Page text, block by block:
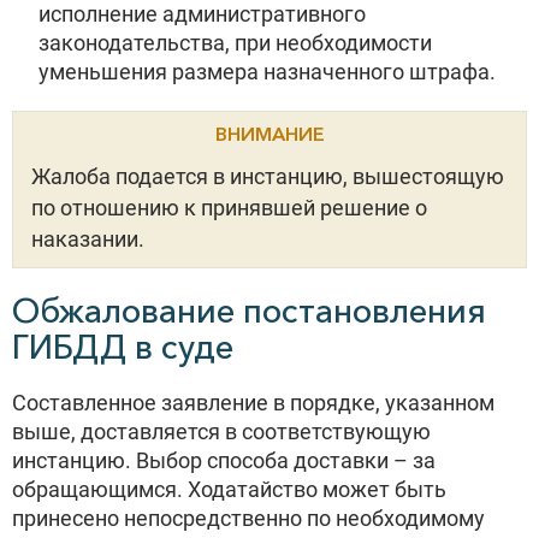
исполнение административного
законодательства, при необходимости
уменьшения размера назначенного штрафа.
ВНИМАНИЕ
Жалоба подается в инстанцию, вышестоящую
по отношению к принявшей решение о
наказании.
Обжалование постановления
ГИБДД в суде
Составленное заявление в порядке, указанном
выше, доставляется в соответствующую
инстанцию. Выбор способа доставки – за
обращающимся. Ходатайство может быть
принесено непосредственно по необходимому